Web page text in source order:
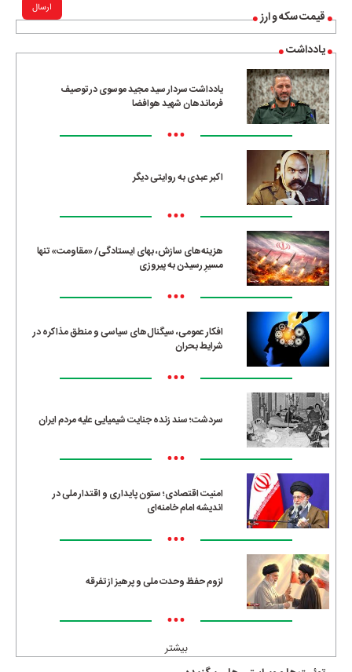
قیمت سکه و ارز
یادداشت
یادداشت سردار سید مجید موسوی در توصیف
فرماندهان شهید هوافضا
•••
اکبر عبدی به روایتی دیگر
•••
هزینه‌های سازش، بهای ایستادگی/ «مقاومت» تنها
مسیرِ رسیدن به پیروزی
•••
افکار عمومی، سیگنال‌های سیاسی و منطق مذاکره در
شرایط بحران
•••
سردشت؛ سند زنده جنایت شیمیایی علیه مردم ایران
•••
امنیت اقتصادی؛ ستون پایداری و اقتدار ملی در
اندیشه امام خامنه‌ای
•••
لزوم حفظ وحدت ملی و پرهیز از تفرقه
•••
بیشتر
ارسال